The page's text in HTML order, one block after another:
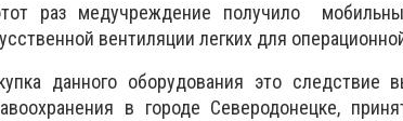
раз медучреждение получило
вентиляции легких для
данного оборудования это следствие
в городе Северодонецке,